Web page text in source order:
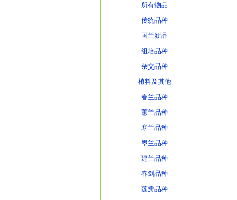
所有物品
传统品种
国兰新品
组培品种
杂交品种
植料及其他
春兰品种
蕙兰品种
寒兰品种
墨兰品种
建兰品种
春剑品种
莲瓣品种